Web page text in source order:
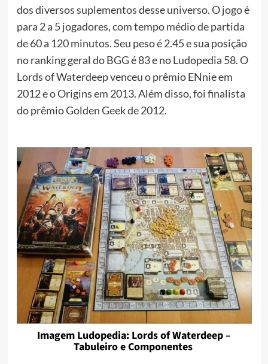
dos diversos suplementos desse universo. O jogo é
para 2 a 5 jogadores, com tempo médio de partida
de 60 a 120 minutos. Seu peso é 2.45 e sua posição
no ranking geral do BGG é 83 e no Ludopedia 58. O
Lords of Waterdeep venceu o prêmio ENnie em
2012 e o Origins em 2013. Além disso, foi finalista
do prêmio Golden Geek de 2012.
Imagem Ludopedia: Lords of Waterdeep –
Tabuleiro e Componentes